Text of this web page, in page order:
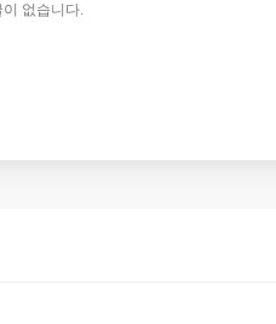
없습니다.